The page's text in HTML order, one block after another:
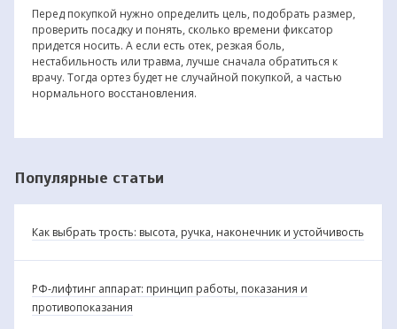
Перед покупкой нужно определить цель, подобрать размер,
проверить посадку и понять, сколько времени фиксатор
придется носить. А если есть отек, резкая боль,
нестабильность или травма, лучше сначала обратиться к
врачу. Тогда ортез будет не случайной покупкой, а частью
нормального восстановления.
Популярные статьи
Как выбрать трость: высота, ручка, наконечник и устойчивость
РФ-лифтинг аппарат: принцип работы, показания и
противопоказания